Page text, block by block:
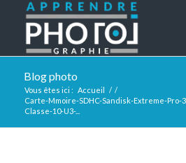
Blog photo
Vous êtes ici : Accueil / /
Carte-Mmoire-SDHC-Sandisk-Extreme-Pro-
Classe-10-U3-...